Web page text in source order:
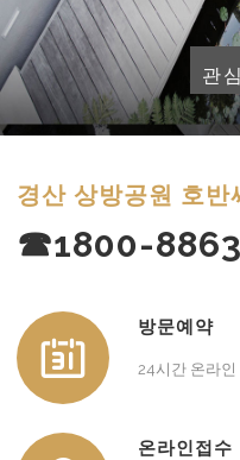
관
경산 상방공원 호반
☎1800-8863
방문예약
24시간 온라
온라인접수